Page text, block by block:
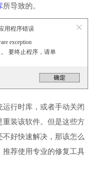
所导致的。
用程序错误
exception
。 要终止程序，请单
行时库，或者手动关闭
装该软件。但是这些方
好快速解决，那该怎么
推荐使用专业的修复工具